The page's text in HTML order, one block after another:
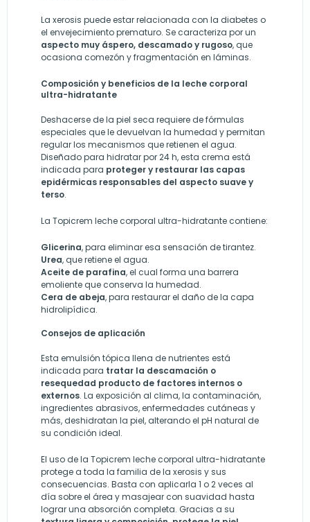
La xerosis puede estar relacionada con la diabetes o
el envejecimiento prematuro. Se caracteriza por un
aspecto muy áspero, descamado y rugoso, que
ocasiona comezón y fragmentación en láminas.
Composición y beneficios de la leche corporal
ultra-hidratante
Deshacerse de la piel seca requiere de fórmulas
especiales que le devuelvan la humedad y permitan
regular los mecanismos que retienen el agua.
Diseñado para hidratar por 24 h, esta crema está
indicada para proteger y restaurar las capas
epidérmicas responsables del aspecto suave y
terso.
La Topicrem leche corporal ultra-hidratante contiene:
Glicerina,para eliminar esa sensación de tirantez.
Urea, que retiene el agua.
Aceite de parafina, el cual forma una barrera
emoliente que conserva la humedad.
Cera de abeja,para restaurar el daño de la capa
hidrolipídica.
Consejos de aplicación
Esta emulsión tópica llena de nutrientes está
indicada para tratar la descamación o
resequedad producto de factores internos o
externos. La exposición al clima, la contaminación,
ingredientes abrasivos, enfermedades cutáneas y
más, deshidratan la piel, alterando el pH natural de
su condición ideal.
El uso de la Topicrem leche corporal ultra-hidratante
protege a toda la familia de la xerosis y sus
consecuencias. Basta con aplicarla 1 o 2 veces al
día sobre el área y masajear con suavidad hasta
lograr una absorción completa. Gracias a su